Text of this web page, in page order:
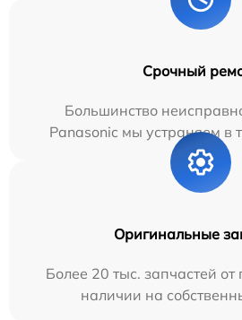
Срочный
Большинство
Panasonic мы устраняем в
Оригинальные
Более 20 тыс. запчастей от
наличии на